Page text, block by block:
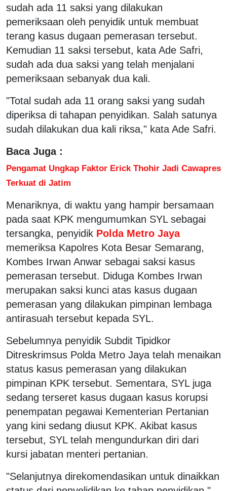
sudah ada 11 saksi yang dilakukan
pemeriksaan oleh penyidik untuk membuat
terang kasus dugaan pemerasan tersebut.
Kemudian 11 saksi tersebut, kata Ade Safri,
sudah ada dua saksi yang telah menjalani
pemeriksaan sebanyak dua kali.
"Total sudah ada 11 orang saksi yang sudah
diperiksa di tahapan penyidikan. Salah satunya
sudah dilakukan dua kali riksa," kata Ade Safri.
Baca Juga :
Pengamat Ungkap Faktor Erick Thohir Jadi Cawapres
Terkuat di Jatim
Menariknya, di waktu yang hampir bersamaan
pada saat KPK mengumumkan SYL sebagai
tersangka, penyidik Polda Metro Jaya
memeriksa Kapolres Kota Besar Semarang,
Kombes Irwan Anwar sebagai saksi kasus
pemerasan tersebut. Diduga Kombes Irwan
merupakan saksi kunci atas kasus dugaan
pemerasan yang dilakukan pimpinan lembaga
antirasuah tersebut kepada SYL.
Sebelumnya penyidik Subdit Tipidkor
Ditreskrimsus Polda Metro Jaya telah menaikan
status kasus pemerasan yang dilakukan
pimpinan KPK tersebut. Sementara, SYL juga
sedang terseret kasus dugaan kasus korupsi
penempatan pegawai Kementerian Pertanian
yang kini sedang diusut KPK. Akibat kasus
tersebut, SYL telah mengundurkan diri dari
kursi jabatan menteri pertanian.
"Selanjutnya direkomendasikan untuk dinaikkan